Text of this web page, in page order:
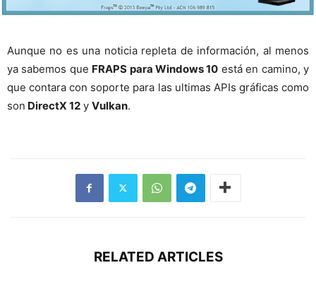
Aunque no es una noticia repleta de información, al menos
ya sabemos que FRAPS para Windows 10 está en camino, y
que contara con soporte para las ultimas APIs gráficas como
son DirectX 12 y Vulkan.
RELATED ARTICLES